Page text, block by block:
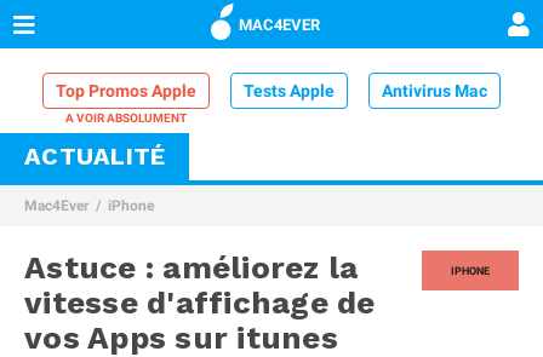
MAC4EVER
Top Promos Apple Tests Apple Antivirus Mac
VPN Mac
Comparatif iPhone
ACTUALITÉ
Mac4Ever iPhone
IPHONE
Astuce : améliorez la
vitesse d'affichage de
vos Apps sur itunes